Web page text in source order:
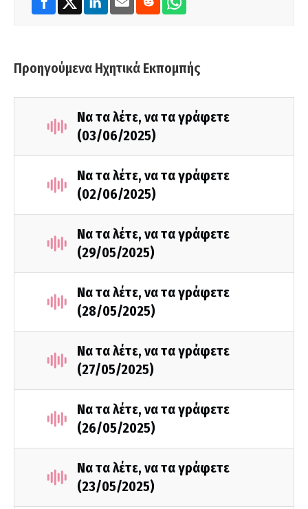
Προηγούμενα Ηχητικά Εκπομπής
Να τα λέτε, να τα γράφετε
(03/06/2025)
Να τα λέτε, να τα γράφετε
(02/06/2025)
Να τα λέτε, να τα γράφετε
(29/05/2025)
Να τα λέτε, να τα γράφετε
(28/05/2025)
Να τα λέτε, να τα γράφετε
(27/05/2025)
Να τα λέτε, να τα γράφετε
(26/05/2025)
Να τα λέτε, να τα γράφετε
(23/05/2025)